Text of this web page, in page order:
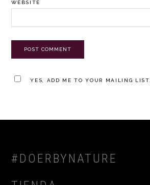
WEBSITE
YES, ADD ME TO YOUR MAILING LIST.
FOOTER
#DOERBYNATURE